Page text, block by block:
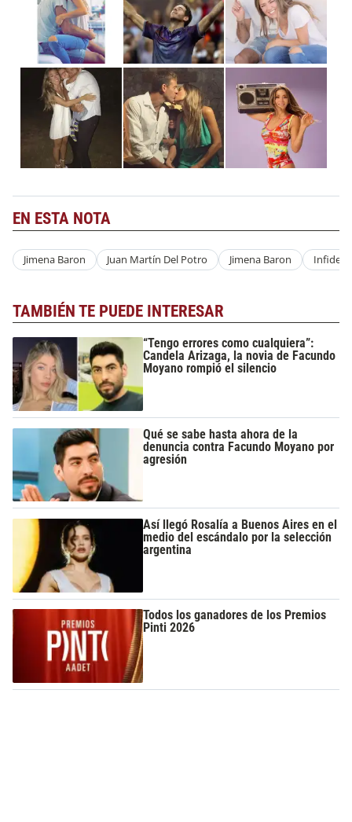
EN ESTA NOTA
Jimena Baron Juan Martín Del Potro Jimena Baron
TAMBIÉN TE PUEDE INTERESAR
“Tengo errores como cualquiera”:
Candela Arizaga, la novia de Facundo
Moyano rompió el silencio
Qué se sabe hasta ahora de la
denuncia contra Facundo Moyano por
agresión
Así llegó Rosalía a Buenos Aires en el
medio del escándalo por la selección
argentina
Todos los ganadores de los Premios
Pinti 2026